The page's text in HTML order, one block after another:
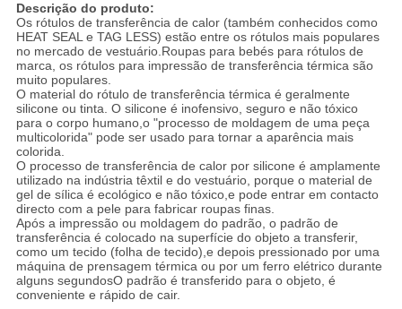
Descrição do produto:
Os rótulos de transferência de calor (também conhecidos como
HEAT SEAL e TAG LESS) estão entre os rótulos mais populares
no mercado de vestuário.Roupas para bebés para rótulos de
marca, os rótulos para impressão de transferência térmica são
muito populares.
O material do rótulo de transferência térmica é geralmente
silicone ou tinta. O silicone é inofensivo, seguro e não tóxico
para o corpo humano,o "processo de moldagem de uma peça
multicolorida" pode ser usado para tornar a aparência mais
colorida.
O processo de transferência de calor por silicone é amplamente
utilizado na indústria têxtil e do vestuário, porque o material de
gel de sílica é ecológico e não tóxico,e pode entrar em contacto
directo com a pele para fabricar roupas finas.
Após a impressão ou moldagem do padrão, o padrão de
transferência é colocado na superfície do objeto a transferir,
como um tecido (folha de tecido),e depois pressionado por uma
máquina de prensagem térmica ou por um ferro elétrico durante
alguns segundosO padrão é transferido para o objeto, é
conveniente e rápido de cair.